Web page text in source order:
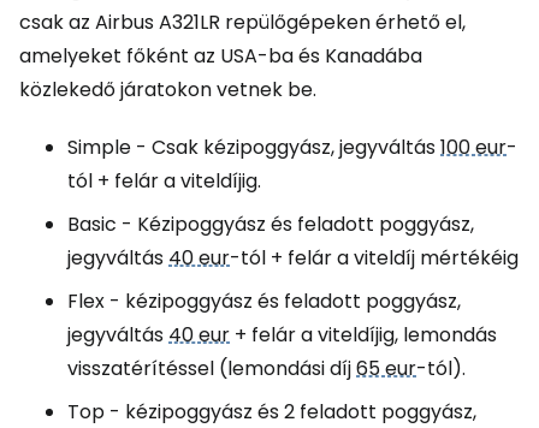
csak az Airbus A321LR repülőgépeken érhető el,
amelyeket főként az USA-ba és Kanadába
közlekedő járatokon vetnek be.
Simple - Csak kézipoggyász, jegyváltás100 eur-
tól + felár a viteldíjig.
Basic - Kézipoggyász és feladott poggyász,
jegyváltás40 eur-tól + felár a viteldíj mértékéig
Flex - kézipoggyász és feladott poggyász,
jegyváltás40 eur + felár a viteldíjig, lemondás
visszatérítéssel (lemondási díj65 eur-tól).
Top - kézipoggyász és 2 feladott poggyász,